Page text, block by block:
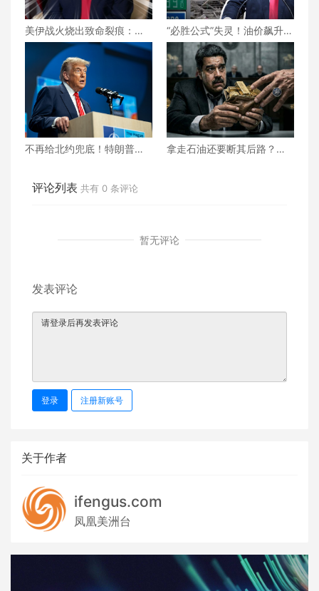
美伊战火烧出致命裂痕：吕
特低调求和却碰壁，北约正
走向事实性崩塌？
“必胜公式”失灵！油价飙升、
民怨沸腾，美伊之战特朗普
将如何收场？
不再给北约兜底！特朗普对
拿走石油还要断其后路？美
评论列表 共有 0 条评论
暂无评论
发表评论
登录 注册新账号
关于作者
ifengus.com
凤凰美洲台